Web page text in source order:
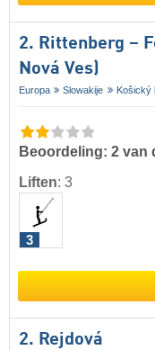
2. Rittenberg –
Nová Ves)
Europa Slowakije Košický
Beoordeling: 2 van
Liften: 3
3
2. Rejdová